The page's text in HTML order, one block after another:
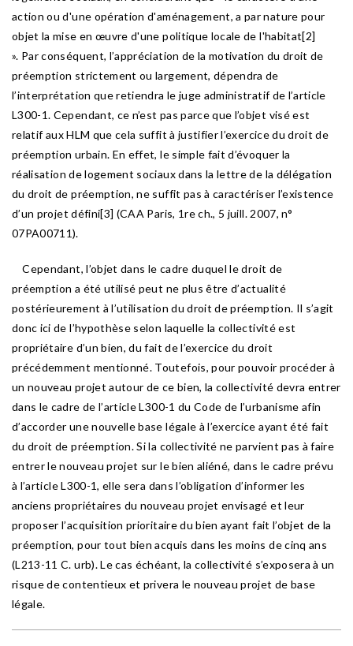
action ou d'une opération d'aménagement, a par nature pour
objet la mise en œuvre d'une politique locale de l'habitat[2]
». Par conséquent, l’appréciation de la motivation du droit de
préemption strictement ou largement, dépendra de
l’interprétation que retiendra le juge administratif de l’article
L300-1. Cependant, ce n’est pas parce que l’objet visé est
relatif aux HLM que cela suffit à justifier l’exercice du droit de
préemption urbain. En effet, le simple fait d’évoquer la
réalisation de logement sociaux dans la lettre de la délégation
du droit de préemption, ne suffit pas à caractériser l’existence
d’un projet défini[3] (CAA Paris, 1re ch., 5 juill. 2007, n°
07PA00711).
Cependant, l’objet dans le cadre duquel le droit de
préemption a été utilisé peut ne plus être d’actualité
postérieurement à l’utilisation du droit de préemption. Il s’agit
donc ici de l’hypothèse selon laquelle la collectivité est
propriétaire d’un bien, du fait de l’exercice du droit
précédemment mentionné. Toutefois, pour pouvoir procéder à
un nouveau projet autour de ce bien, la collectivité devra entrer
dans le cadre de l’article L300-1 du Code de l’urbanisme afin
d’accorder une nouvelle base légale à l’exercice ayant été fait
du droit de préemption. Si la collectivité ne parvient pas à faire
entrer le nouveau projet sur le bien aliéné, dans le cadre prévu
à l’article L300-1, elle sera dans l’obligation d’informer les
anciens propriétaires du nouveau projet envisagé et leur
proposer l’acquisition prioritaire du bien ayant fait l’objet de la
préemption, pour tout bien acquis dans les moins de cinq ans
(L213-11 C. urb). Le cas échéant, la collectivité s’exposera à un
risque de contentieux et privera le nouveau projet de base
légale.